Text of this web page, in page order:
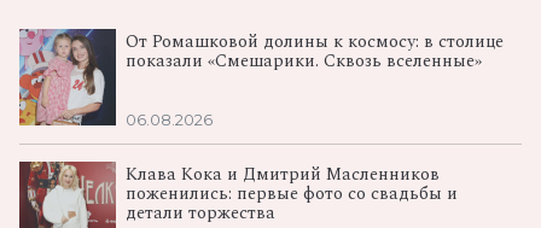
От Ромашковой долины к космосу: в столице
показали «Смешарики. Сквозь вселенные»
06.08.2026
Клава Кока и Дмитрий Масленников
поженились: первые фото со свадьбы и
детали торжества